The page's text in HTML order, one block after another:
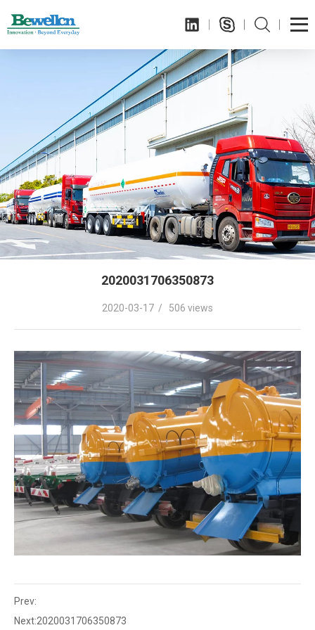
2020031706350873
2020-03-17 / 506 views
Prev:
Next:2020031706350873